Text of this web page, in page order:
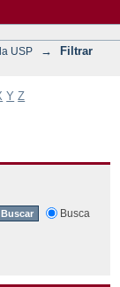
USP →
Filtrar
Y Z
Busca